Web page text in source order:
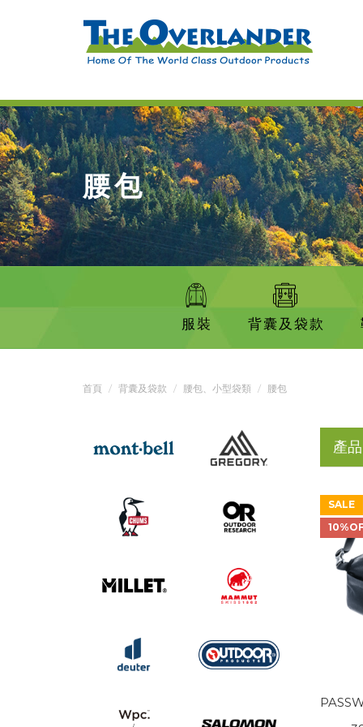
腰包
服裝 背囊及袋款
首頁 背囊及袋款 腰包、小型袋類 腰包
產品
SALE